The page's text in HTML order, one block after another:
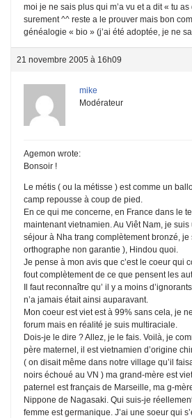
moi je ne sais plus qui m’a vu et a dit « tu
surement ^^ reste a le prouver mais bon
généalogie « bio » (j’ai été adoptée, je ne
21 novembre 2005 à 16h09
mike
Modérateur
Agemon wrote:
Bonsoir !
Le métis ( ou la métisse ) est comme un
camp repousse à coup de pied.
En ce qui me concerne, en France dans le
maintenant vietnamien. Au Viêt Nam, je
séjour à Nha trang complètement bronzé,
orthographe non garantie ), Hindou quoi.
Je pense à mon avis que c’est le coeur qui
fout complètement de ce que pensent les
Il faut reconnaître qu’ il y a moins
n’a jamais était ainsi auparavant.
Mon coeur est viet est à 99% sans cela, je
forum mais en réalité je suis multiraciale.
Dois-je le dire ? Allez, je le fais. Voilà, je
père maternel, il est vietnamien d’origine
( on disait même dans notre village qu’il
noirs échoué au VN ) ma grand-mère est
paternel est français de Marseille, ma g-
Nippone de Nagasaki. Qui suis-je
femme est germanique. J’ai une soeur qui